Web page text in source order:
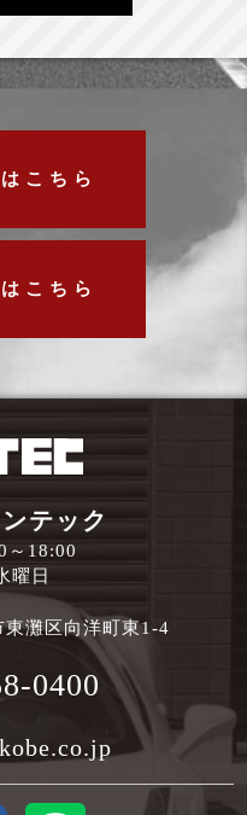
こちら
こちら
テック
～18:00
曜日
灘区向洋町東1-4
0400